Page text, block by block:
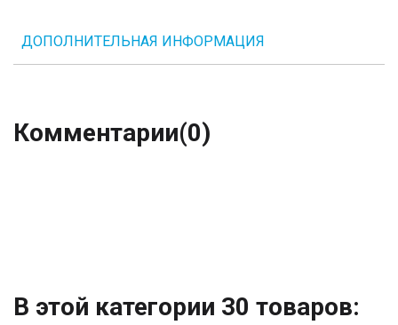
ДОПОЛНИТЕЛЬНАЯ ИНФОРМАЦИЯ
Комментарии(0)
В этой категории 30 товаров: